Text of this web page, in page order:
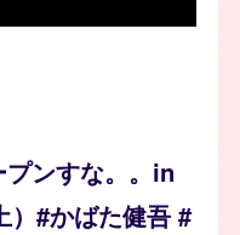
ンすな。。in
）#かばた健吾 #